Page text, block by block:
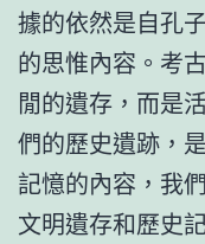
據的依然是自孔
的思惟內容。考
閒的遺存，而是
們的歷史遺跡，
記憶的內容，我
文明遺存和歷史